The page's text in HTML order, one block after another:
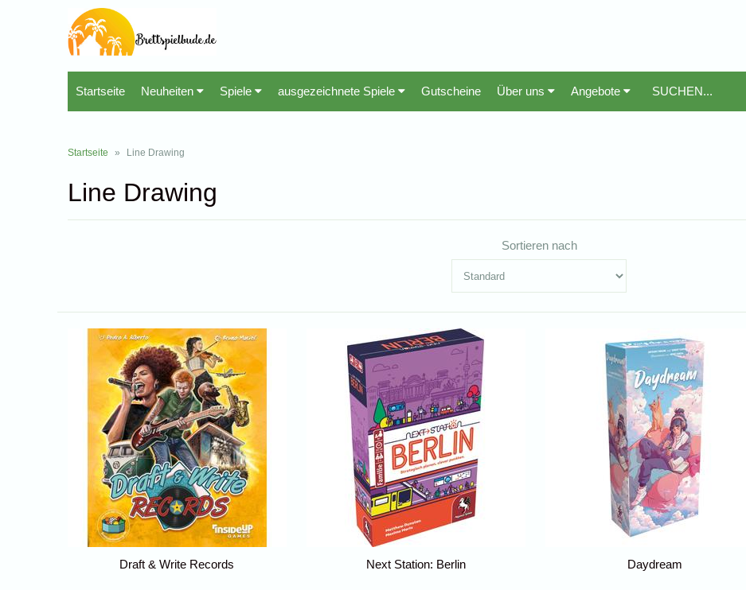
Startseite Neuheiten Spiele ausgezeichnete Spiele Gutscheine Über uns Angebote
Startseite » Line Drawing
Line Drawing
Sortieren nach
Draft & Write Records Next Station: Berlin Daydream